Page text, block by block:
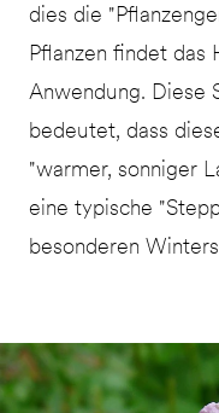
dies die
Pflanzen findet das
Anwendung. Diese
bedeutet, dass
"warmer, sonniger
eine typische
besonderen